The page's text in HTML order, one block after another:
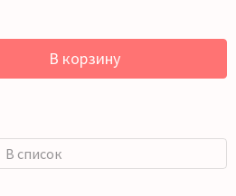
В корзину
В список